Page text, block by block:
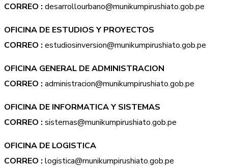
CORREO : desarrollourbano@munikumpirushiato.gob.pe
OFICINA DE ESTUDIOS Y PROYECTOS
CORREO : estudiosinversion@munikumpirushiato.gob.pe
OFICINA GENERAL DE ADMINISTRACION
CORREO : administracion@munikumpirushiato.gob.pe
OFICINA DE INFORMATICA Y SISTEMAS
CORREO : sistemas@munikumpirushiato.gob.pe
OFICINA DE LOGISTICA
CORREO : logistica@munikumpirushiato.gob.pe